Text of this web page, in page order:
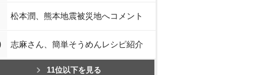
松本潤、熊本地震被災地へコメント
志麻さん、簡単そうめんレシピ紹介
11位以下を見る